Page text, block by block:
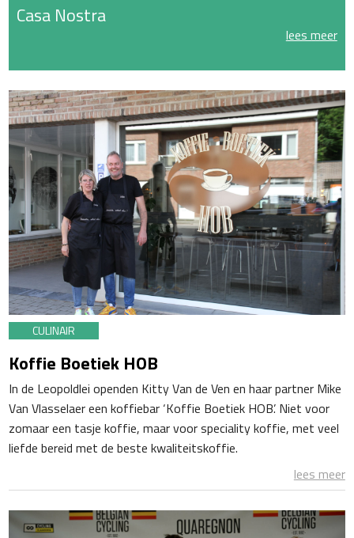
Casa Nostra
lees meer
CULINAIR
Koffie Boetiek HOB
In de Leopoldlei openden Kitty Van de Ven en haar partner Mike
Van Vlasselaer een koffiebar ‘Koffie Boetiek HOB’. Niet voor
zomaar een tasje koffie, maar voor speciality koffie, met veel
liefde bereid met de beste kwaliteitskoffie.
lees meer